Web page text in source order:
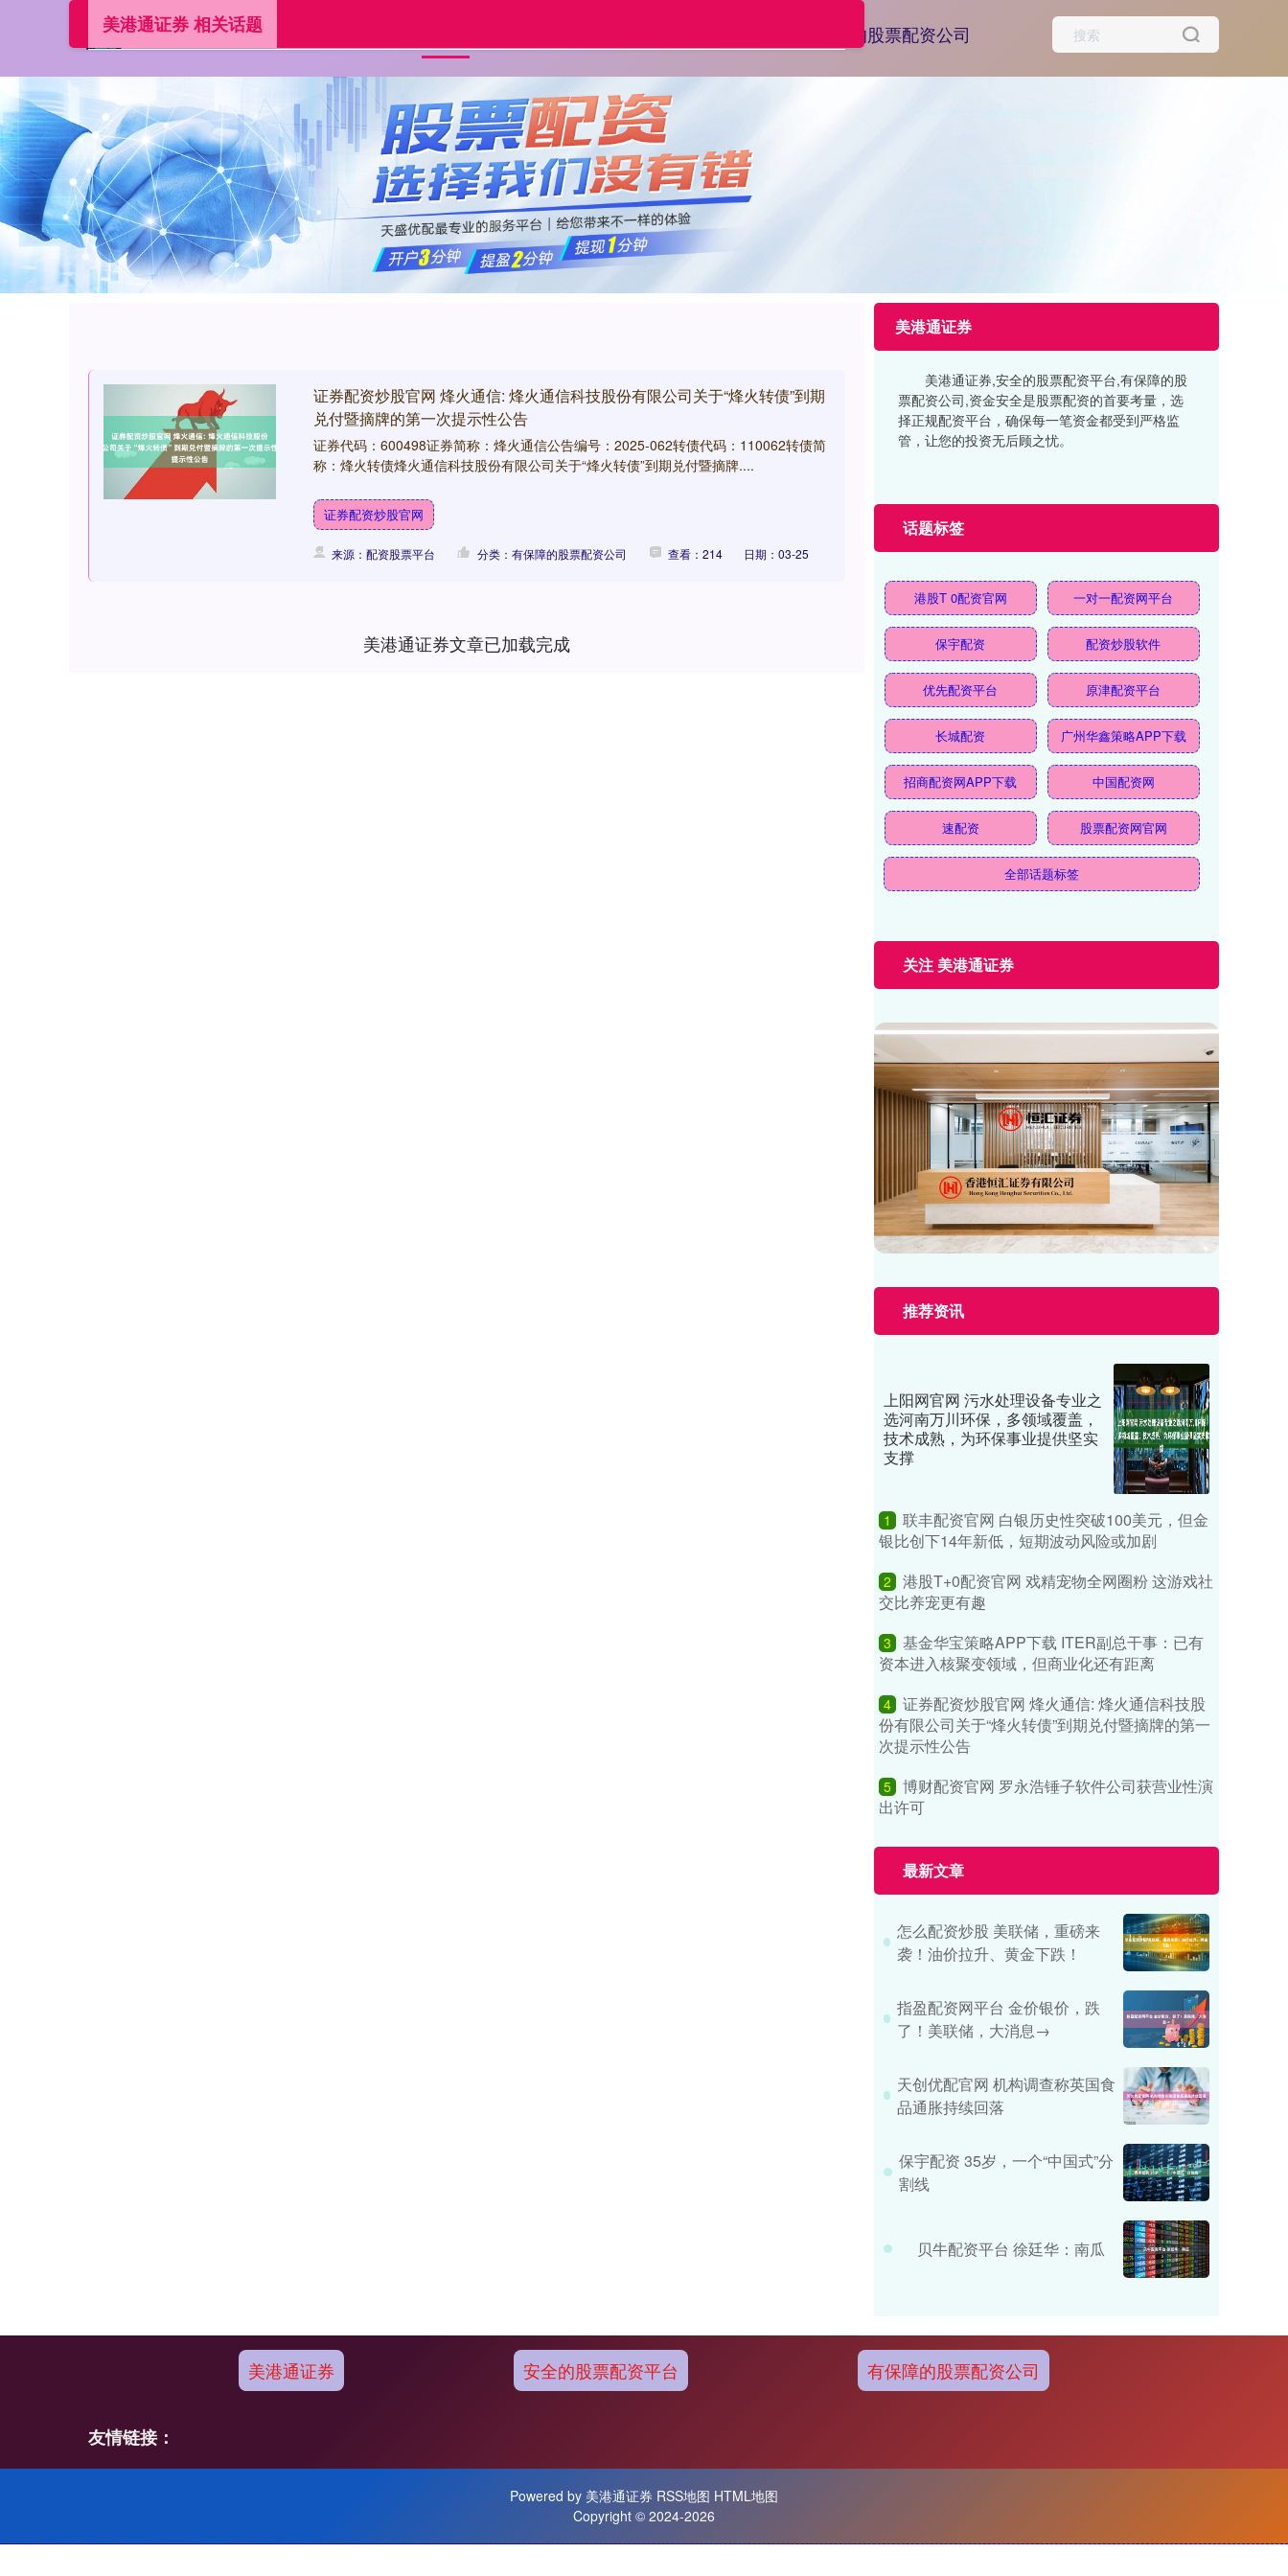
有保障的股票配资公司
美港通证券 相关话题
证券配资炒股官网 烽火通信: 烽火通信科技股份有限公司关于“烽火转债”到期
兑付暨摘牌的第一次提示性公告
证券代码：600498证券简称：烽火通信公告编号：2025-062转债代码：110062转债简
称：烽火转债烽火通信科技股份有限公司关于“烽火转债”到期兑付暨摘牌....
证券配资炒股官网
来源：配资股票平台 分类：有保障的股票配资公司 查看：214 日期：03-25
美港通证券文章已加载完成
美港通证券
美港通证券,安全的股票配资平台,有保障的股
票配资公司,资金安全是股票配资的首要考量，选
择正规配资平台，确保每一笔资金都受到严格监
管，让您的投资无后顾之忧。
话题标签
港股T 0配资官网 一对一配资网平台
保宇配资 配资炒股软件
优先配资平台 原津配资平台
长城配资 广州华鑫策略APP下载
招商配资网APP下载 中国配资网
速配资 股票配资网官网
全部话题标签
关注 美港通证券
推荐资讯
上阳网官网 污水处理设备专业之
选河南万川环保，多领域覆盖，
技术成熟，为环保事业提供坚实
支撑
1
联丰配资官网 白银历史性突破100美元，但金
银比创下14年新低，短期波动风险或加剧
2
港股T+0配资官网 戏精宠物全网圈粉 这游戏社
交比养宠更有趣
3
基金华宝策略APP下载 ITER副总干事：已有
资本进入核聚变领域，但商业化还有距离
4 证券配资炒股官网 烽火通信: 烽火通信科技股
份有限公司关于“烽火转债”到期兑付暨摘牌的第一
次提示性公告
5 博财配资官网 罗永浩锤子软件公司获营业性演
出许可
最新文章
怎么配资炒股 美联储，重磅来
袭！油价拉升、黄金下跌！
指盈配资网平台 金价银价，跌
了！美联储，大消息→
天创优配官网 机构调查称英国食
品通胀持续回落
保宇配资 35岁，一个“中国式”分
割线
贝牛配资平台 徐廷华：南瓜
美港通证券 安全的股票配资平台 有保障的股票配资公司
友情链接：
Powered by 美港通证券 RSS地图 HTML地图
Copyright © 2024-2026